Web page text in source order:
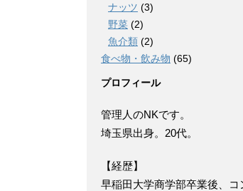
ナッツ (3)
野菜 (2)
魚介類 (2)
食べ物・飲み物 (65)
プロフィール
管理人のNKです。
埼玉県出身。20代。
【経歴】
早稲田大学商学部卒業後、